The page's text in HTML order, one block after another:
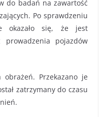
do badań na zawartość
Po sprawdzeniu
okazało się, że jest
pojazdów
obrażeń. Przekazano je
zatrzymany do czasu